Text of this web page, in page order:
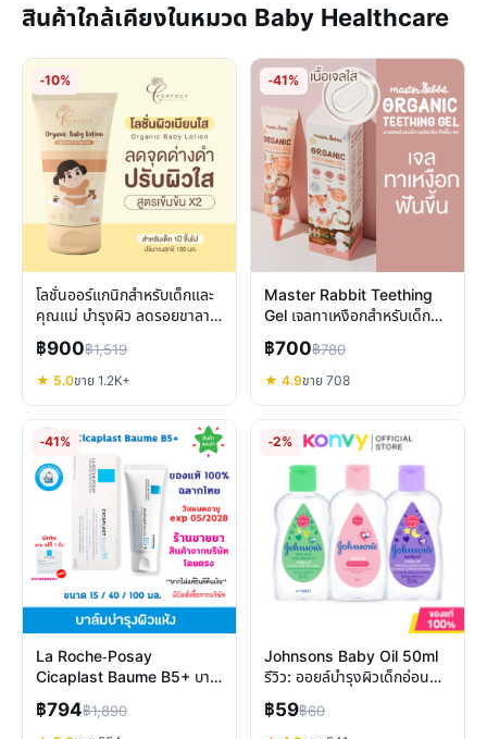
สินค้าใกล้เคียงในหมวด Baby Healthcare
-10%
โลชั่นออร์แกนิกสำหรับเด็กและ
คุณแม่ บำรุงผิว ลดรอยขาลาย
ยุงกัด
฿900฿1,519
★ 5.0ขาย 1.2K+
-41%
Master Rabbit Teething
Gel เจลทาเหงือกสำหรับเด็กฟัน
ขึ้น บรรเทาอาการงอแง
฿700฿780
★ 4.9ขาย 708
-41%
La Roche-Posay
Cicaplast Baume B5+ บาล์
มฟื้นบำรุงผิวแห้ง แพ้ง่าย ทุก
วัย
฿794฿1,890
-2%
Johnsons Baby Oil 50ml
รีวิว: ออยล์บำรุงผิวเด็กอ่อน
โยน เลือกสูตรไหนดี?
฿59฿60